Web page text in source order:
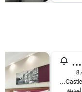
دلتا هوتلز باي ماريوت بريستول سيتي سنتر
2 Lower Castle Street, Old Market, بريستول, المملكة المتحدة